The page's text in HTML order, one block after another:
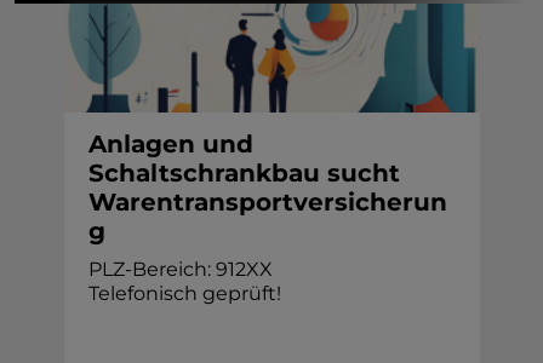
Anlagen und
Schaltschrankbau sucht
Warentransportversicherun
g
PLZ-Bereich: 912XX
Telefonisch geprüft!